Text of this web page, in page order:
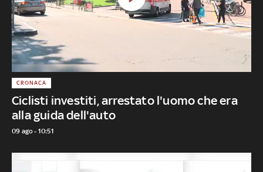
Ciclisti investiti, arrestato l'uomo che era
alla guida dell'auto
CRONACA
09 ago - 10:51